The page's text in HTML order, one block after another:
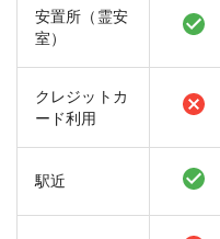
安置所（霊安
室）
クレジットカ
ード利用
駅近